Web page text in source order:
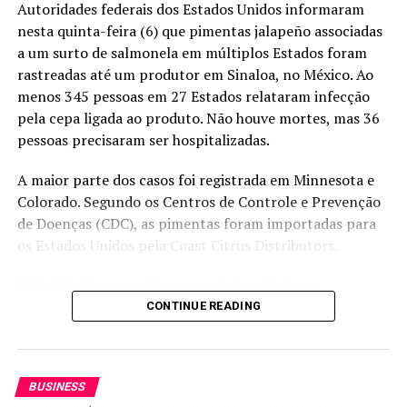
A 3tentos informou ainda que a operação deverá gerar
cerca de 350 empregos diretos e mais de 500 indiretos.
O comunicado não detalha o valor do investimento nem
projeções de originação de milho por município ou raio
logístico da nova unidade.
Do ponto de vista técnico, a nova usina amplia a
capacidade de industrialização do milho no nordeste de
Mato Grosso e cria nova oferta de coprodutos para a
nutrição animal. O efeito sobre preços regionais do grão,
da empresa, pontos que ainda não foram detalhados
publicamente.
Autoridades federais dos Estados Unidos informaram
nesta quinta-feira (6) que pimentas jalapeño associadas
a um surto de salmonela em múltiplos Estados foram
rastreadas até um produtor em Sinaloa, no México. Ao
menos 345 pessoas em 27 Estados relataram infecção
pela cepa ligada ao produto. Não houve mortes, mas 36
pessoas precisaram ser hospitalizadas.
A maior parte dos casos foi registrada em Minnesota e
Colorado. Segundo os Centros de Controle e Prevenção
de Doenças (CDC), as pimentas foram importadas para
os Estados Unidos pela Coast Citrus Distributors.
notificação de clientes, entre eles grandes redes de
respondeu imediatamente aos pedidos de comentário.
Acompanhe os preços das principais commodities do
CONTINUE READING
BUSINESS